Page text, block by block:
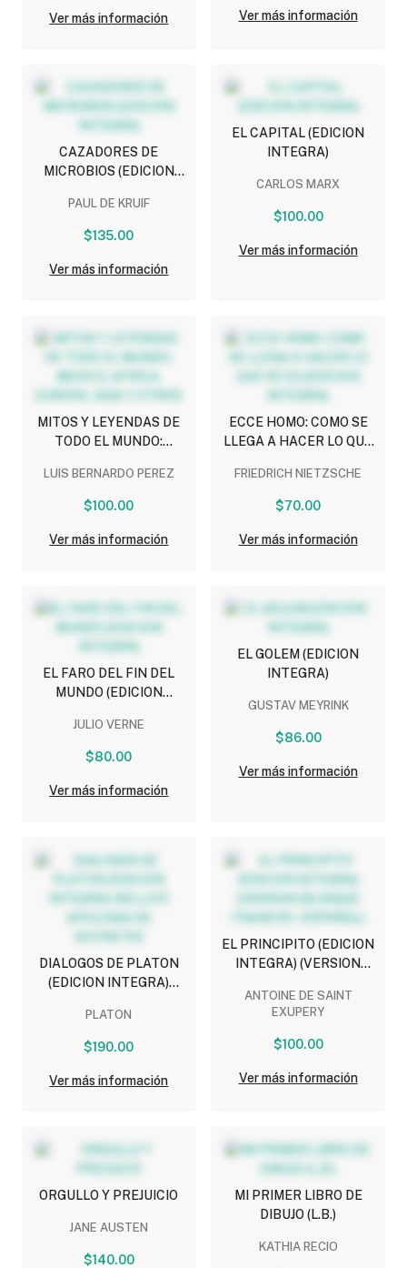
Ver más información Ver más información
CAZADORES DE
MICROBIOS (EDICION
PAUL DE KRUIF
$135.00
Ver más información
EL CAPITAL (EDICION
INTEGRA)
CARLOS MARX
$100.00
Ver más información
MITOS Y LEYENDAS DE
TODO EL MUNDO:
EUROPA, ASIA Y OTROS
LUIS BERNARDO PEREZ
$100.00
Ver más información
ECCE HOMO: COMO SE
LLEGA A HACER LO QUE
FRIEDRICH NIETZSCHE
$70.00
Ver más información
EL FARO DEL FIN DEL
MUNDO (EDICION
JULIO VERNE
$80.00
Ver más información
EL GOLEM (EDICION
INTEGRA)
GUSTAV MEYRINK
$86.00
Ver más información
DIALOGOS DE PLATON
(EDICION INTEGRA)
SOCRATES
PLATON
$190.00
Ver más información
EL PRINCIPITO (EDICION
INTEGRA) (VERSION
ESPAÑOL)
ANTOINE DE SAINT
EXUPERY
$100.00
Ver más información
ORGULLO Y PREJUICIO
JANE AUSTEN
$140.00
MI PRIMER LIBRO DE
DIBUJO (L.B.)
KATHIA RECIO